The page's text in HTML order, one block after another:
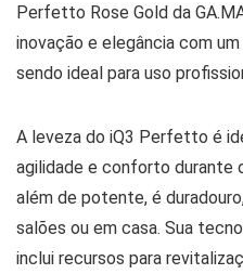
Perfetto Rose Gold da
inovação e elegância com
sendo ideal para uso
A leveza do iQ3 Perfetto é
agilidade e conforto durante
além de potente, é
salões ou em casa. Sua
inclui recursos para